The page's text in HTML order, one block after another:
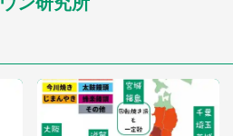
私は新幹線で大パニック。隣席の青
る」「本当に気持ち悪い」 道端でバ
〝野生の野菜〟に6.5万人戦慄